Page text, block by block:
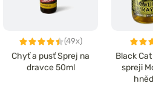
(49x)
Chyť a pusť Sprej na
dravce 50ml
Black
spreji